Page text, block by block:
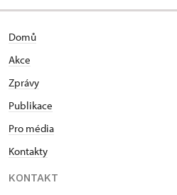
Domů
Akce
Zprávy
Publikace
Pro média
Kontakty
KONTAKT